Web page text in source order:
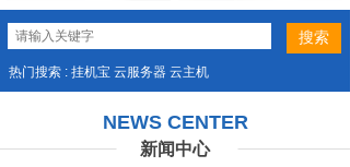
热门搜索 : 挂机宝 云服务器 云主机
NEWS CENTER
新闻中心